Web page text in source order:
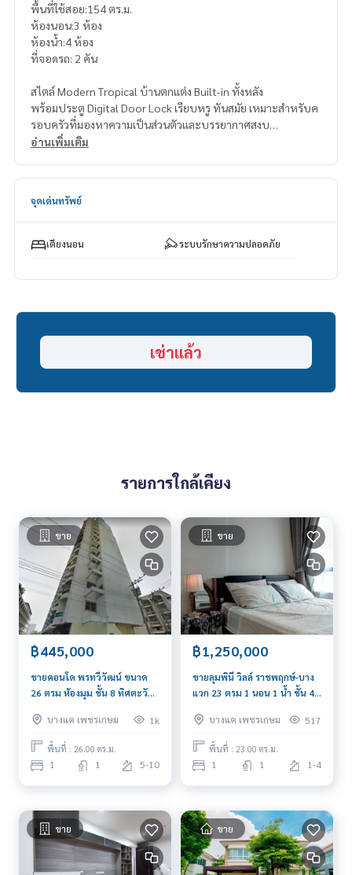
พื้นที่ใช้สอย:154 ตร.ม.
ห้องนอน:3 ห้อง
ห้องน้ำ:4 ห้อง
ที่จอดรถ: 2 คัน
สไตล์ Modern Tropical บ้านตกแต่ง Built-in ทั้งหลัง
พร้อมประตู Digital Door Lock เรียบหรู ทันสมัย เหมาะสำหรับค
รอบครัวที่มองหาความเป็นส่วนตัวและบรรยากาศสงบ
ชื่อโครงการ : นินญา กัลปพฤกษ์ NINYA Kallapaphruek
- ตลาดสำเพ็ง 2 : 700 ม.
- Makro บางบอน : 2.6 กม.
สิ่งอำนวยความสะดวกในโครงการ :
**สิ่งอำนวยความสะดวก
- ห้องรับรอง
- Kid’s Room
- ห้องน้ำแยกชายหญิง
- ห้องซาวน่า
- ฟิตเนส
- สระว่ายน้ำระบบเกลือ แยกสระเด็ก
- สวนสาธารณะขนาดใหญ่
- สนามเด็กเล่น
**Security
- ควบคุมการเข้า-ออก แบบ Easy Pass และระบบ VMS Security
System
- Double Gate Security แยก Guest Area สำหรับผู้มาเยือน และ
Residential Area ผู้พักอาศัยอย่างเป็นสัดส่วน
หน้าที่รักษาความปลอดภัย 24 ชั่วโมง
- ภายในบ้านติดตั้งสัญญาณกันขโมยแบบ Magnetic และ Shock S
ensor ทั้งหลังโดยจะแจ้งเตือนเจ้าของบ้านและส่งสัญญาณไปที่ศูน
*** ราคาค่าเช่า 45,000 บาท/เดือน ***
*** สนใจติดต่อ คุณต่อ 089-175-6462***
อ่านเพิ่มเติม
จุดเด่นทรัพย์
เตียงนอน ระบบรักษาความปลอดภัย
เช่าแล้ว
รายการใกล้เคียง
ขาย
฿445,000
ขายคอนโด พรทวีวัฒน์ ขนาด
26 ตรม ห้องมุม ชั้น 8 ทิศตะวัน
เพชรเกษม
บางแค เพชรเกษม 1k
พื้นที่ : 26.00 ตร.ม.
1 1 5-10
ขาย
฿1,250,000
ขายลุมพินี วิลล์ ราชพฤกษ์-บาง
แวก 23 ตรม 1 นอน 1 น้ำ ชั้น 4
บางแค เพชรเกษม
517
พื้นที่ : 23.00 ตร.ม.
1 1 1-4
ขาย ขาย